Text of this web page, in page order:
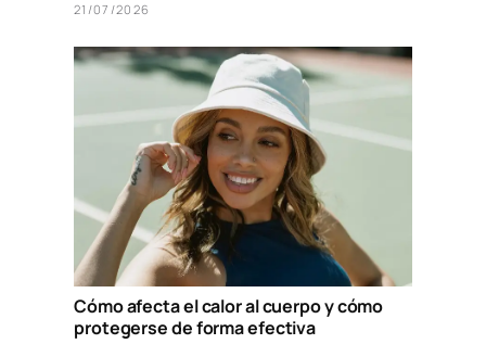
21/07/2026
Cómo afecta el calor al cuerpo y cómo
protegerse de forma efectiva